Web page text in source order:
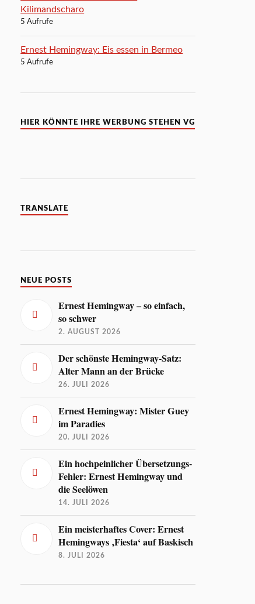
Kilimandscharo
5 Aufrufe
Ernest Hemingway: Eis essen in Bermeo
5 Aufrufe
HIER KÖNNTE IHRE WERBUNG STEHEN VG
TRANSLATE
NEUE POSTS
Ernest Hemingway – so einfach,
so schwer
2. AUGUST 2026
Der schönste Hemingway-Satz:
Alter Mann an der Brücke
26. JULI 2026
Ernest Hemingway: Mister Guey
im Paradies
20. JULI 2026
Ein hochpeinlicher Übersetzungs-
Fehler: Ernest Hemingway und
die Seelöwen
14. JULI 2026
Ein meisterhaftes Cover: Ernest
Hemingways ‚Fiesta‘ auf Baskisch
8. JULI 2026